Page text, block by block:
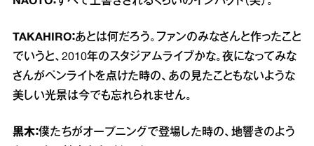
TAKAHIRO：あとは何だろう。ファンのみなさんと作ったこと
でいうと、2010年のスタジアムライブかな。夜になってみな
さんがペンライトを点けた時の、あの見たこともないような
美しい光景は今でも忘れられません。
黒木：僕たちがオープニングで登場した時の、地響きのよう